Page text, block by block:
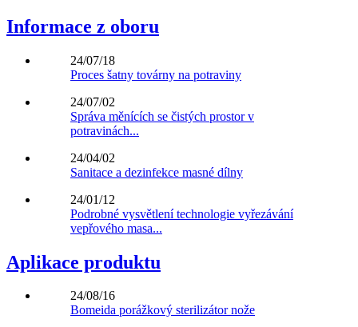
Informace z oboru
24/07/18
Proces šatny továrny na potraviny
24/07/02
Správa měnících se čistých prostor v
potravinách...
24/04/02
Sanitace a dezinfekce masné dílny
24/01/12
Podrobné vysvětlení technologie vyřezávání
vepřového masa...
Aplikace produktu
24/08/16
Bomeida porážkový sterilizátor nože